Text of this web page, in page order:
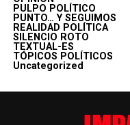
PULPO POLÍTICO
PUNTO… Y SEGUIMOS
REALIDAD POLÍTICA
SILENCIO ROTO
TEXTUAL-ES
TÓPICOS POLÍTICOS
Uncategorized